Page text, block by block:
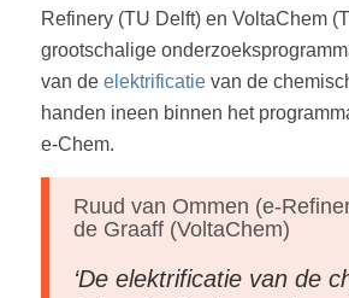
Refinery (TU Delft) en VoltaChem
grootschalige
van de elektrificatievan de
handen ineen binnen het
e-Chem.
Ruud van Ommen (e-
de Graaff (VoltaChem)
‘De elektrificatie van de